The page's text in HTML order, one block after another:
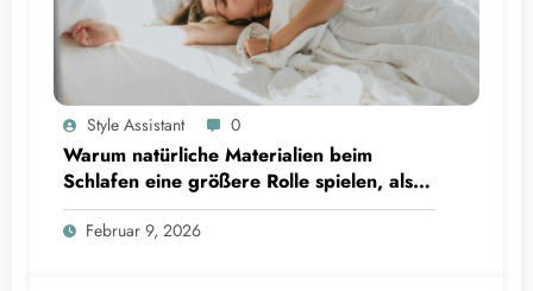
Style Assistant 0
Warum natürliche Materialien beim
Schlafen eine größere Rolle spielen, als
viele denken
Februar 9, 2026